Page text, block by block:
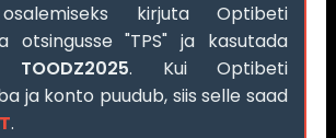
kirjuta Optibeti
otsingusse "TPS" ja kasutada
TOODZ2025. Kui Optibeti
ja konto puudub, siis selle saad
.